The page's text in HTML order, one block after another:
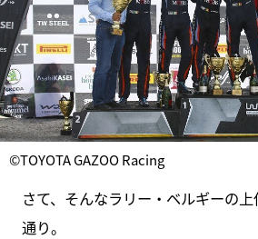
©TOYOTA GAZOO Racing
さて、そんなラリー・ベルギーの
通り。